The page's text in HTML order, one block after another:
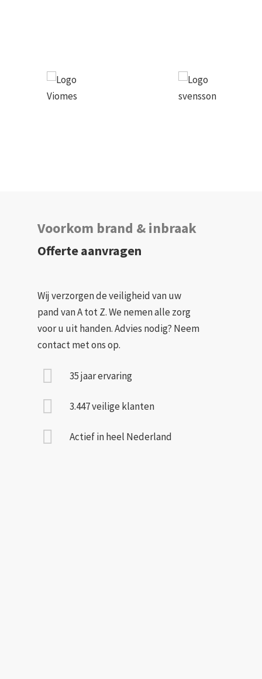
Voorkom brand & inbraak
Offerte aanvragen
Wij verzorgen de veiligheid van uw
pand van A tot Z. We nemen alle zorg
voor u uit handen. Advies nodig? Neem
contact met ons op.
35 jaar ervaring
3.447 veilige klanten
Actief in heel Nederland